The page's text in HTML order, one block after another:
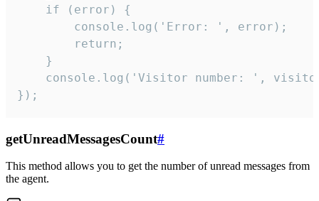
    if (error) {
        console.log('Error: ', error);
        return;
    }
console.log('Visitor number: ',
});
getUnreadMessagesCount#
This method allows you to get the number of unread messages from
the agent.